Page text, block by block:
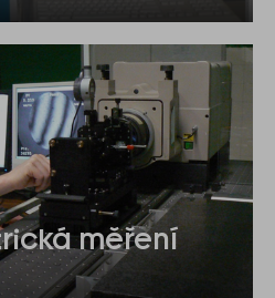
měření